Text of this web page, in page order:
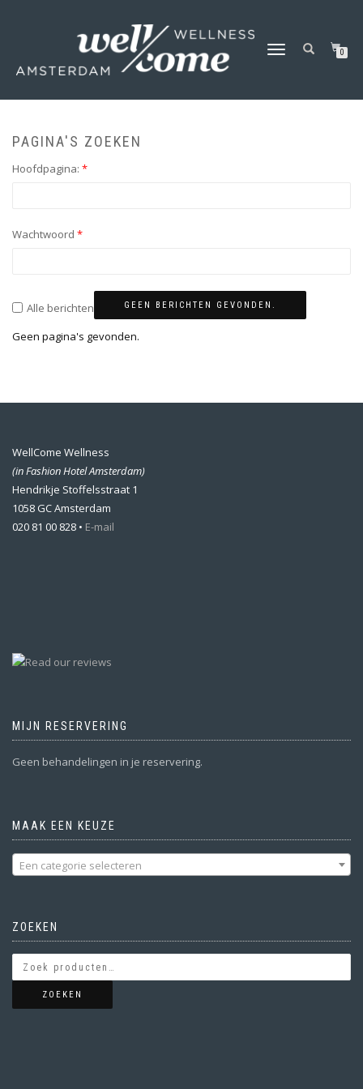
SCHAKEL
0
MIJN ACCOUNT
PAGINA'S ZOEKEN
Hoofdpagina: *
Wachtwoord *
Alle berichten GEEN BERICHTEN GEVONDEN.
Geen pagina's gevonden.
WellCome Wellness
(in Fashion Hotel Amsterdam)
Hendrikje Stoffelsstraat 1
1058 GC Amsterdam
020 81 00 828 • E-mail
MIJN RESERVERING
Geen behandelingen in je reservering.
MAAK EEN KEUZE
Een categorie selecteren
ZOEKEN
ZOEKEN